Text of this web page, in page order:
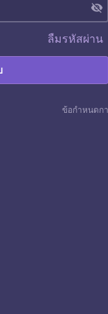
visibility_off
ลืมรหัสผ่าน
ข้อกำหนดก